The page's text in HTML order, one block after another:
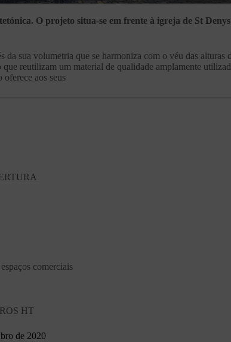
O projeto situa-se em frente à igreja de St
sua volumetria que se harmoniza com o véu das alturas
reutilizam um material de qualidade amplamente
aos seus
comerciais
HT
de 2020